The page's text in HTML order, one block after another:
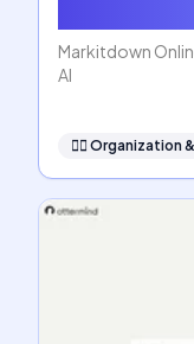
Markitdown
AI
🧞‍♂️ Organization